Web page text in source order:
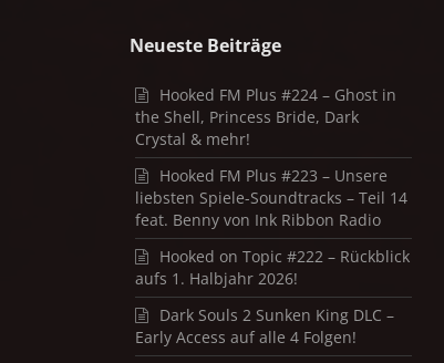
Neueste Beiträge
Hooked FM Plus #224 – Ghost in
the Shell, Princess Bride, Dark
Crystal & mehr!
Hooked FM Plus #223 – Unsere
liebsten Spiele-Soundtracks – Teil 14
feat. Benny von Ink Ribbon Radio
Hooked on Topic #222 – Rückblick
aufs 1. Halbjahr 2026!
Dark Souls 2 Sunken King DLC –
Early Access auf alle 4 Folgen!